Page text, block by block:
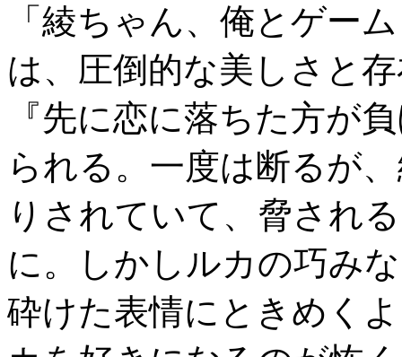
「綾ちゃん、俺とゲー
は、圧倒的な美しさと
『先に恋に落ちた方が
られる。一度は断るが
りされていて、脅され
に。しかしルカの巧み
砕けた表情にときめく